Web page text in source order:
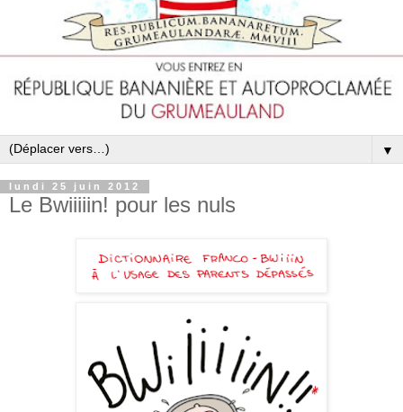
▼
lundi 25 juin 2012
Le Bwiiiiin! pour les nuls